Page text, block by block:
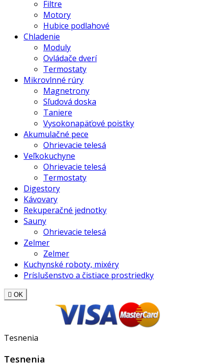
Filtre
Motory
Hubice podlahové
Chladenie
Moduly
Ovládače dverí
Termostaty
Mikrovlnné rúry
Magnetrony
Sľudová doska
Taniere
Vysokonapäťové poistky
Akumulačné pece
Ohrievacie telesá
Veľkokuchyne
Ohrievacie telesá
Termostaty
Digestory
Kávovary
Rekuperačné jednotky
Sauny
Ohrievacie telesá
Zelmer
Zelmer
Kuchynské roboty, mixéry
Príslušenstvo a čistiace prostriedky
 OK
Tesnenia
Tesnenia